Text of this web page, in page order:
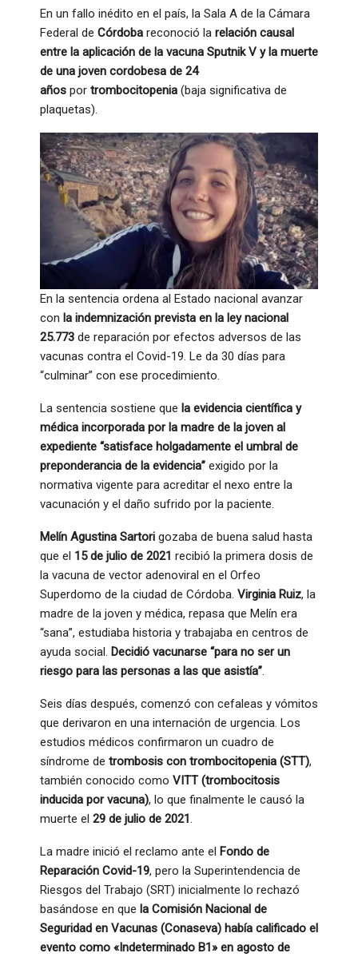
En un fallo inédito en el país, la Sala A de la Cámara
Federal de Córdoba reconoció la relación causal
entre la aplicación de la vacuna Sputnik V y la muerte
de una joven cordobesa de 24
años por trombocitopenia (baja significativa de
plaquetas).
En la sentencia ordena al Estado nacional avanzar
con la indemnización prevista en la ley nacional
25.773 de reparación por efectos adversos de las
vacunas contra el Covid-19. Le da 30 días para
“culminar” con ese procedimiento.
La sentencia sostiene que la evidencia científica y
médica incorporada por la madre de la joven al
expediente “satisface holgadamente el umbral de
preponderancia de la evidencia” exigido por la
normativa vigente para acreditar el nexo entre la
vacunación y el daño sufrido por la paciente.
Melín Agustina Sartori gozaba de buena salud hasta
que el 15 de julio de 2021 recibió la primera dosis de
la vacuna de vector adenoviral en el Orfeo
Superdomo de la ciudad de Córdoba. Virginia Ruiz, la
madre de la joven y médica, repasa que Melín era
“sana”, estudiaba historia y trabajaba en centros de
ayuda social. Decidió vacunarse “para no ser un
riesgo para las personas a las que asistía”.
Seis días después, comenzó con cefaleas y vómitos
que derivaron en una internación de urgencia. Los
estudios médicos confirmaron un cuadro de
síndrome de trombosis con trombocitopenia (STT),
también conocido como VITT (trombocitosis
inducida por vacuna), lo que finalmente le causó la
muerte el 29 de julio de 2021.
La madre inició el reclamo ante el Fondo de
Reparación Covid-19, pero la Superintendencia de
Riesgos del Trabajo (SRT) inicialmente lo rechazó
basándose en que la Comisión Nacional de
Seguridad en Vacunas (Conaseva) había calificado el
evento como «Indeterminado B1» en agosto de